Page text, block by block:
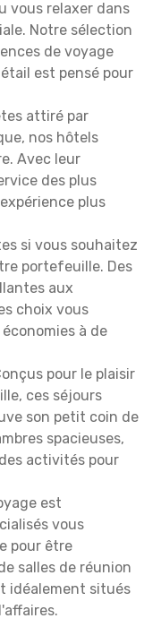
vous relaxer dans
Notre sélection
de voyage
est pensé pour
attiré par
nos hôtels
Avec leur
des plus
plus
si vous souhaitez
portefeuille. Des
aux
choix vous
à de
pour le plaisir
ces séjours
son petit coin de
spacieuses,
activités pour
est
vous
pour être
salles de réunion
idéalement situés